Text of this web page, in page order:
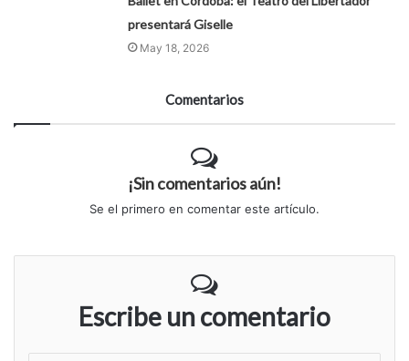
presentará Giselle
May 18, 2026
Comentarios
¡Sin comentarios aún!
Se el primero en comentar este artículo.
Escribe un comentario